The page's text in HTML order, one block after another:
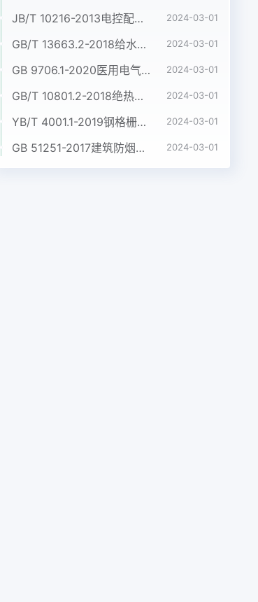
JB/T 10216-2013电控配电用电缆桥架 2024-03-01
GB/T 13663.2-2018给水用聚乙烯(PE)管道系统 第2部分:管材 2024-03-01
GB 9706.1-2020医用电气设备 第1部分:基本安全和基本性能的通用要求 2024-03-01
GB/T 10801.2-2018绝热用挤塑聚苯乙烯泡沫塑料(XPS) 2024-03-01
YB/T 4001.1-2019钢格栅板及配套件 第1部分:钢格栅板 2024-03-01
GB 51251-2017建筑防烟排烟系统技术标准 2024-03-01